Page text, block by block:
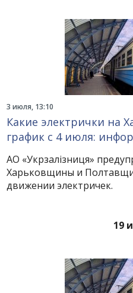
3 июля, 13:10
Какие электрички на
график с 4 июля:
АО «Укрзалізниця»
Харьковщины и
движении электричек.
19